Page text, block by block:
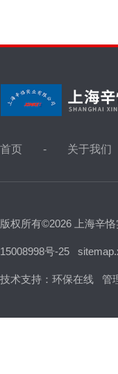
首页 关于我们
版权所有©2026 上海辛
15008998号-25
技术支持： 环保在线 管